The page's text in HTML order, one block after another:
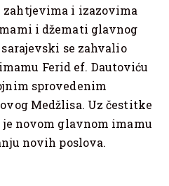
zahtjevima i izazovima
i džemati glavnog
se zahvalio
Ferid ef. Dautoviću
sprovedenim
Medžlisa. Uz čestitke
novom glavnom imamu
novih poslova.